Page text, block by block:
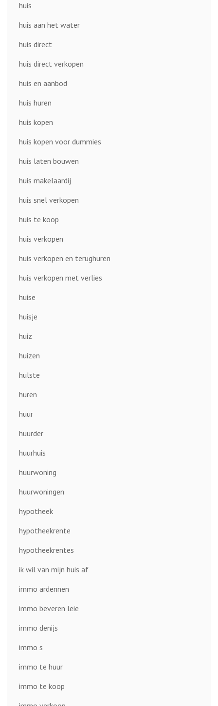
huis
huis aan het water
huis direct
huis direct verkopen
huis en aanbod
huis huren
huis kopen
huis kopen voor dummies
huis laten bouwen
huis makelaardij
huis snel verkopen
huis te koop
huis verkopen
huis verkopen en terughuren
huis verkopen met verlies
huise
huisje
huiz
huizen
hulste
huren
huur
huurder
huurhuis
huurwoning
huurwoningen
hypotheek
hypotheekrente
hypotheekrentes
ik wil van mijn huis af
immo ardennen
immo beveren leie
immo denijs
immo s
immo te huur
immo te koop